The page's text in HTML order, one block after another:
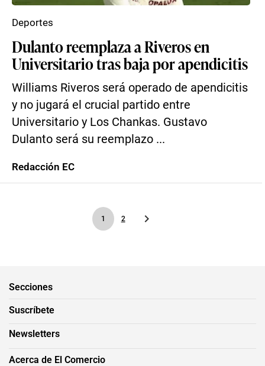
Dulanto reemplaza a Riveros en
Universitario tras baja por apendicitis
Williams Riveros será operado de apendicitis
y no jugará el crucial partido entre
Universitario y Los Chankas. Gustavo
Dulanto será su reemplazo ...
Deportes
Redacción EC
1 2
Secciones
Suscríbete
Newsletters
Acerca de El Comercio